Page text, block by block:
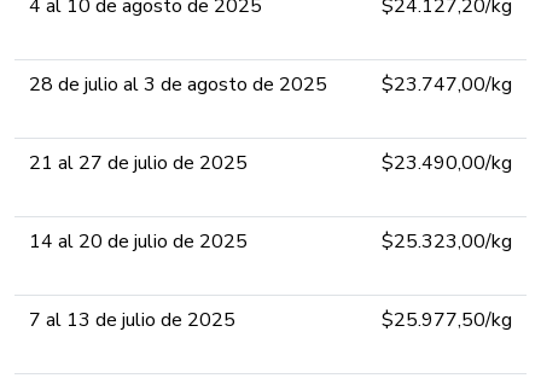
4 al 10 de agosto de 2025​​​​​​ ​​$24.127,20​​/kg​
28 de julio al 3 de agosto de 2025​​​​​​ ​​$23.747,00​​/kg​
21 al 27 ​de julio de 2025​​​​​​ ​​$23.490,00​/kg​
14 al 20 ​de julio de 2025​​​​​​ ​​$25.323,00/kg​
7 al 13 de julio de 2025​​​​​​ ​​$25.977,50​​​/kg​